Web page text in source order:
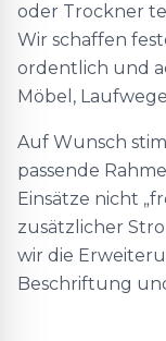
oder Trockner
Wir schaffen
ordentlich und
Möbel,
Auf Wunsch
passende
Einsätze nicht
zusätzlicher
wir die
Beschriftung